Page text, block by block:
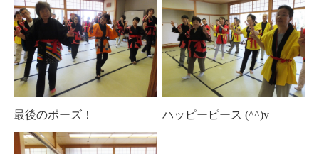
最後のポーズ！ ハッピーピース (^^)v